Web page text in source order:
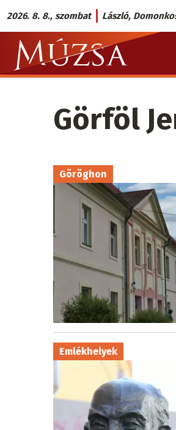
Ugrás
a
tartalomra
2026. 8. 8., szombat László,
Múzsa.sk
fő
navigáció
Görföl
Göröghon
Emlékhelyek